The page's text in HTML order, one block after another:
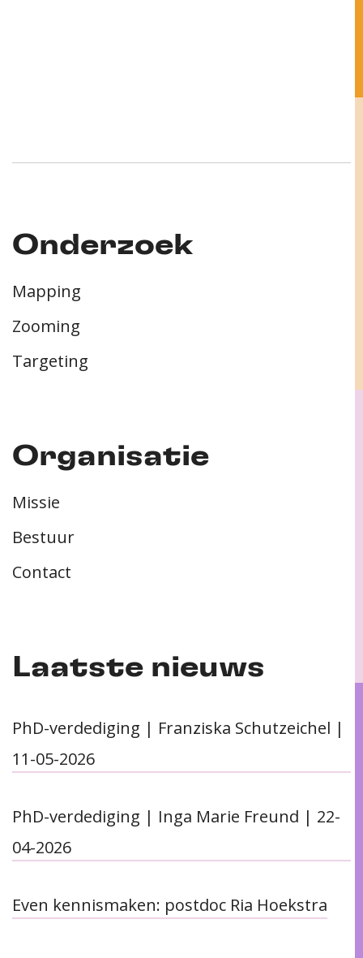
Onderzoek
Mapping
Zooming
Targeting
Organisatie
Missie
Bestuur
Contact
Laatste nieuws
PhD-verdediging | Franziska Schutzeichel |
11-05-2026
PhD-verdediging | Inga Marie Freund | 22-
04-2026
Even kennismaken: postdoc Ria Hoekstra